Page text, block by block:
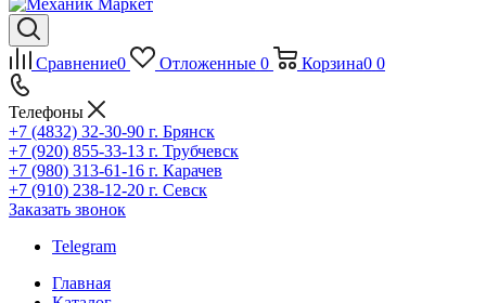
Сравнение0 Отложенные 0 Корзина0 0
Телефоны
+7 (4832) 32-30-90 г. Брянск
+7 (920) 855-33-13 г. Трубчевск
+7 (980) 313-61-16 г. Карачев
+7 (910) 238-12-20 г. Севск
Заказать звонок
Telegram
Главная